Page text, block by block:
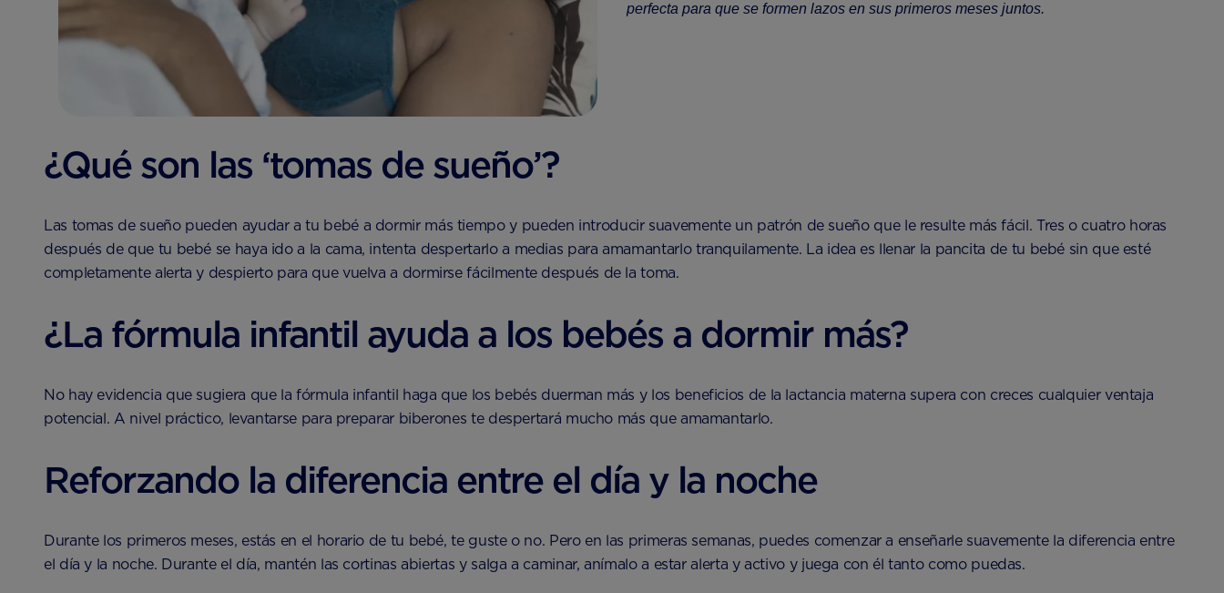
perfecta para que se formen lazos en sus primeros meses juntos.
¿Qué son las ‘tomas de sueño’?
Las tomas de sueño pueden ayudar a tu bebé a dormir más tiempo y pueden introducir suavemente un patrón de sueño que le resulte más fácil. Tres o cuatro horas
después de que tu bebé se haya ido a la cama, intenta despertarlo a medias para amamantarlo tranquilamente. La idea es llenar la pancita de tu bebé sin que esté
completamente alerta y despierto para que vuelva a dormirse fácilmente después de la toma.
¿La fórmula infantil ayuda a los bebés a dormir más?
No hay evidencia que sugiera que la fórmula infantil haga que los bebés duerman más y los beneficios de la lactancia materna supera con creces cualquier ventaja
potencial. A nivel práctico, levantarse para preparar biberones te despertará mucho más que amamantarlo.
Reforzando la diferencia entre el día y la noche
Durante los primeros meses, estás en el horario de tu bebé, te guste o no. Pero en las primeras semanas, puedes comenzar a enseñarle suavemente la diferencia entre
el día y la noche. Durante el día, mantén las cortinas abiertas y salga a caminar, anímalo a estar alerta y activo y juega con él tanto como puedas.